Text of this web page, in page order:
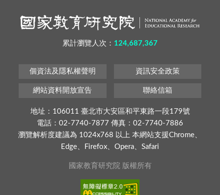
累計瀏覽人次： 124,687,367
個資法及隱私權聲明 資訊安全政策
網站資料開放宣告 聯絡信箱
地址：106011 臺北市大安區和平東路一段179號
電話：02-7740-7877 傳真：02-7740-7886
瀏覽解析度建議為 1024x768 以上 本網站支援Chrome、
Edge、Firefox、Opera、Safari
國家教育研究院 版權所有